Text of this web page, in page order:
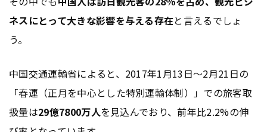
ネスにとって大きな影響を与える存在と言えるでしょ
う。
中国交通運輸省によると、2017年1月13日～2月21日の
「春運（正月を中心とした特別運輸体制）」での旅客取
扱量は29億7800万人を見込んでおり、前年比2.2%の伸